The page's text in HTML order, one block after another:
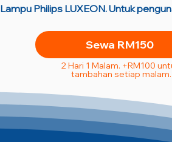
Lampu Philips LUXEON. Untuk
Sewa RM150
2 Hari 1 Malam. +RM100
tambahan setiap malam.